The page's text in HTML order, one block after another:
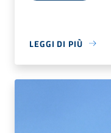
LEGGI DI PIÙ